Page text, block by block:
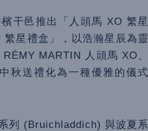
干邑推出「人頭馬 XO 繁星
星禮盒」，以浩瀚星辰為靈
MARTIN 人頭馬 XO、
秋送禮化為一種優雅的儀式
列 (Bruichladdich) 與波夏系